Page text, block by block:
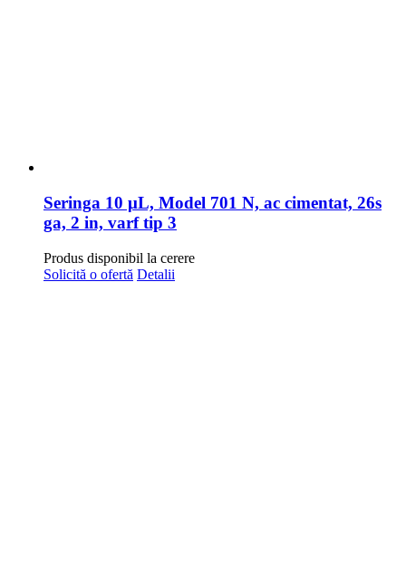
Seringa 10 μL, Model 701 N, ac cimentat, 26s
ga, 2 in, varf tip 3
Produs disponibil la cerere
Solicită o ofertă Detalii